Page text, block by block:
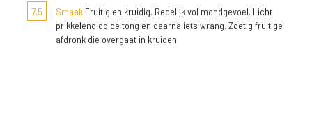
7,5 Smaak Fruitig en kruidig. Redelijk vol mondgevoel. Licht
prikkelend op de tong en daarna iets wrang. Zoetig fruitige
afdronk die overgaat in kruiden.